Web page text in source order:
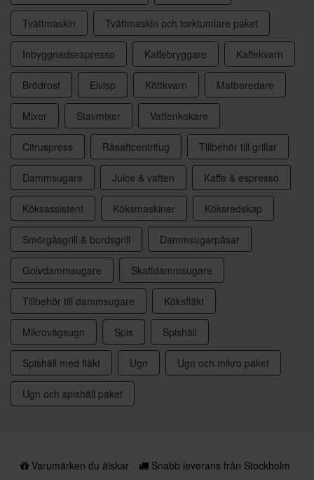
Tvättmaskin Tvättmaskin och torktumlare paket
Inbyggnadsespresso Kaffebryggare Kaffekvarn
Brödrost Elvisp Köttkvarn Matberedare
Mixer Stavmixer Vattenkokare
Citruspress Råsaftcentrifug Tillbehör till grillar
Dammsugare Juice & vatten Kaffe & espresso
Köksassistent Köksmaskiner Köksredskap
Smörgåsgrill & bordsgrill Dammsugarpåsar
Golvdammsugare Skaftdammsugare
Tillbehör till dammsugare Köksfläkt
Mikrovågsugn Spis Spishäll
Spishäll med fläkt Ugn Ugn och mikro paket
Ugn och spishäll paket
Varumärken du älskar
Snabb leverans från Stockholm